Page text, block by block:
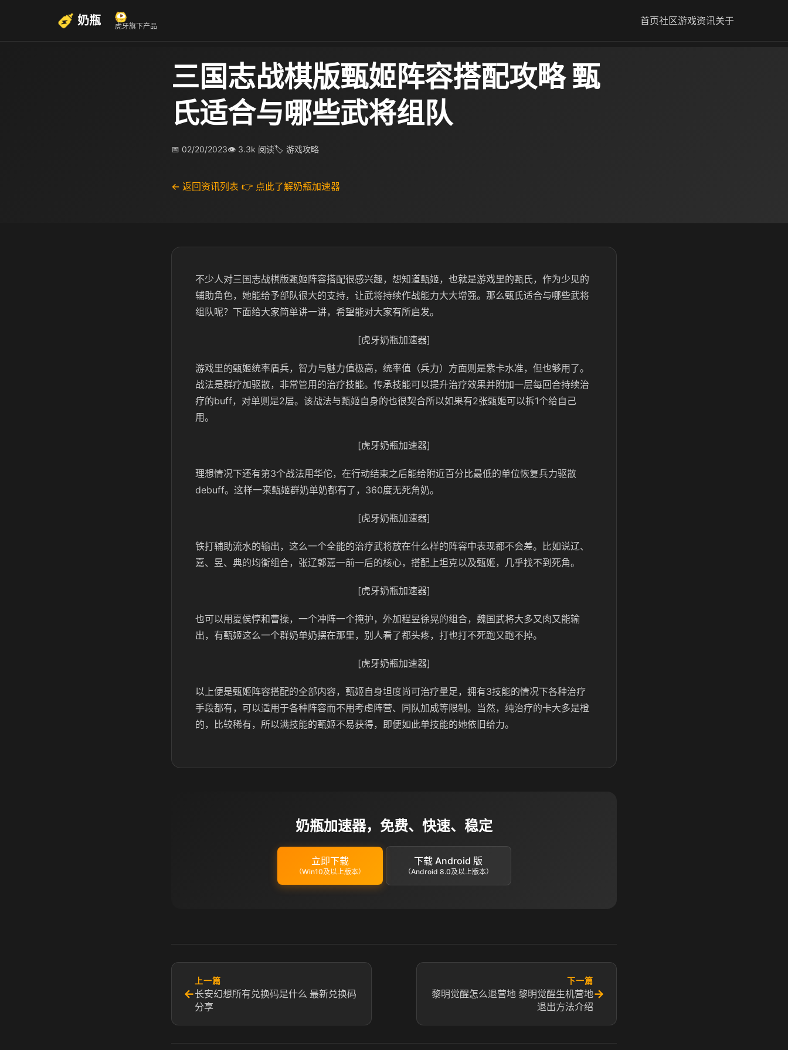
奶瓶 虎牙旗下产品 首页社区游戏资讯关于
三国志战棋版甄姬阵容搭配攻略 甄
氏适合与哪些武将组队
📅 02/20/2023👁 3.3k 阅读🏷 游戏攻略
← 返回资讯列表 👉 点此了解奶瓶加速器
不少人对三国志战棋版甄姬阵容搭配很感兴趣，想知道甄姬，也就是游戏里的甄氏，作为少见的
辅助角色，她能给予部队很大的支持，让武将持续作战能力大大增强。那么甄氏适合与哪些武将
组队呢？下面给大家简单讲一讲，希望能对大家有所启发。
[虎牙奶瓶加速器]
游戏里的甄姬统率盾兵，智力与魅力值极高，统率值（兵力）方面则是紫卡水准，但也够用了。
战法是群疗加驱散，非常管用的治疗技能。传承技能可以提升治疗效果并附加一层每回合持续治
疗的buff，对单则是2层。该战法与甄姬自身的也很契合所以如果有2张甄姬可以拆1个给自己
用。
[虎牙奶瓶加速器]
理想情况下还有第3个战法用华佗，在行动结束之后能给附近百分比最低的单位恢复兵力驱散
debuff。这样一来甄姬群奶单奶都有了，360度无死角奶。
[虎牙奶瓶加速器]
铁打辅助流水的输出，这么一个全能的治疗武将放在什么样的阵容中表现都不会差。比如说辽、
嘉、昱、典的均衡组合，张辽郭嘉一前一后的核心，搭配上坦克以及甄姬，几乎找不到死角。
[虎牙奶瓶加速器]
也可以用夏侯惇和曹操，一个冲阵一个掩护，外加程昱徐晃的组合，魏国武将大多又肉又能输
出，有甄姬这么一个群奶单奶摆在那里，别人看了都头疼，打也打不死跑又跑不掉。
[虎牙奶瓶加速器]
以上便是甄姬阵容搭配的全部内容，甄姬自身坦度尚可治疗量足，拥有3技能的情况下各种治疗
手段都有，可以适用于各种阵容而不用考虑阵营、同队加成等限制。当然，纯治疗的卡大多是橙
的，比较稀有，所以满技能的甄姬不易获得，即便如此单技能的她依旧给力。
奶瓶加速器，免费、快速、稳定
立即下载
（Win10及以上版本）
下载 Android 版
（Android 8.0及以上版本）
←
上一篇
长安幻想所有兑换码是什么 最新兑换码
分享
下一篇
黎明觉醒怎么退营地 黎明觉醒生机营地
退出方法介绍
→